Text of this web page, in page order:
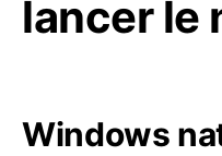
lancer le
Windows